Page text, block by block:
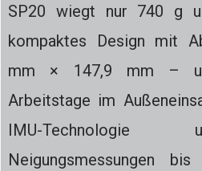
SP20 wiegt nur 740 g
kompaktes Design mit
mm × 147,9 mm –
Arbeitstage im
IMU-
Neigungsmessungen